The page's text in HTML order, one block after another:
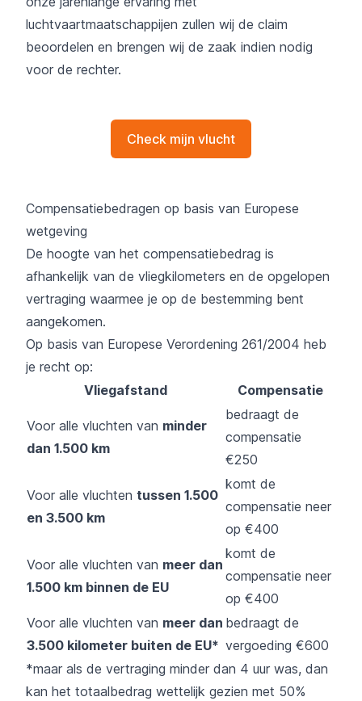
luchtvaartmaatschappijen zullen wij de claim
beoordelen en brengen wij de zaak indien nodig
voor de rechter.
Check mijn vlucht
Compensatiebedragen op basis van Europese
wetgeving
De hoogte van het compensatiebedrag is
afhankelijk van de vliegkilometers en de opgelopen
vertraging waarmee je op de bestemming bent
aangekomen.
Op basis van Europese Verordening 261/2004 heb
je recht op:
Vliegafstand
Compensatie
Voor alle vluchten van minder
dan 1.500 km
bedraagt de
compensatie
€250
Voor alle vluchten tussen 1.500
en 3.500 km
komt de
compensatie neer
op €400
Voor alle vluchten van meer dan
1.500 km binnen de EU
komt de
compensatie neer
op €400
Voor alle vluchten van meer dan
3.500 kilometer buiten de EU*
bedraagt de
vergoeding €600
*maar als de vertraging minder dan 4 uur was, dan
kan het totaalbedrag wettelijk gezien met 50%